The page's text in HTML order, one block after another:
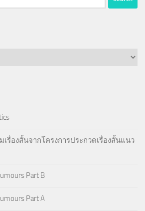
เรื่องสั้นจากโครงการประกวดเรื่องสั้นแนว
Part B
Part A